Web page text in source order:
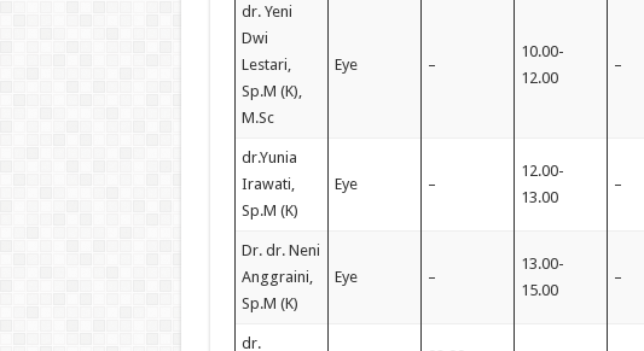
dr. Yeni
Dwi
Lestari,
Sp.M (K),
M.Sc
Eye –
10.00-
12.00
–
dr.Yunia
Irawati,
Sp.M (K)
Eye –
12.00-
13.00
–
Dr. dr. Neni
Anggraini,
Sp.M (K)
Eye –
13.00-
15.00
–
dr.